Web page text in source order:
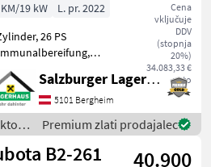
Cena
vključuje
DDV
(stopnja
20%)
34.083,33 €
neto
19 kW
L. pr. 2022
26 PS
280/70R18
Allrad
Antrieb bis
h *Superkom
Salzburger Lagerhaus-Technik
5101 Bergheim
/
Premium zlati prodajalec
B2-261
40.900